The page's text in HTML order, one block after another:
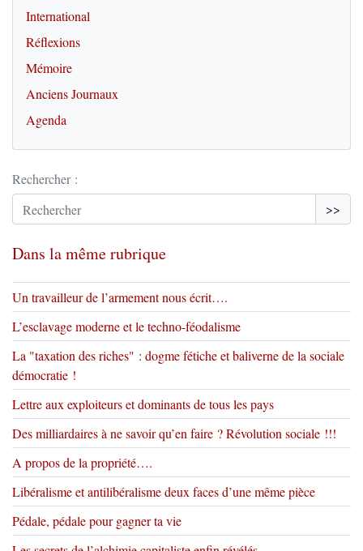
International
Réflexions
Mémoire
Anciens Journaux
Agenda
Rechercher :
>>
Dans la même rubrique
Un travailleur de l’armement nous écrit….
L’esclavage moderne et le techno-féodalisme
La "taxation des riches" : dogme fétiche et baliverne de la sociale
démocratie !
Lettre aux exploiteurs et dominants de tous les pays
Des milliardaires à ne savoir qu’en faire ? Révolution sociale !!!
A propos de la propriété….
Libéralisme et antilibéralisme deux faces d’une même pièce
Pédale, pédale pour gagner ta vie